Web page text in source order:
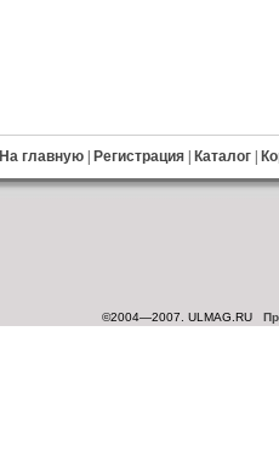
На главную| Регистрация| Каталог|
©2004—2007. ULMAG.RU